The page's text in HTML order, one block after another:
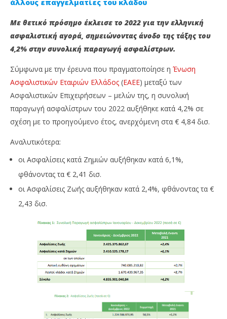
NOW VIEWING
Ελλάδα: Αύξηση παραγωγής 4,2% για την
ασφαλιστική αγορά το 2022
Φεβρουαρίου,
2023
Cyprus
Insurance
News
άλλους επαγγελματίες του κλάδου
Με θετικό πρόσημο έκλεισε το 2022 για την ελληνική
ασφαλιστική αγορά, σημειώνοντας άνοδο της τάξης του
4,2% στην συνολική παραγωγή ασφαλίστρων.
Σύμφωνα με την έρευνα που πραγματοποίησε η Ένωση
Ασφαλιστικών Εταιριών Ελλάδος (ΕΑΕΕ) μεταξύ των
Ασφαλιστικών Επιχειρήσεων – μελών της, η συνολική
παραγωγή ασφαλίστρων του 2022 αυξήθηκε κατά 4,2% σε
σχέση με το προηγούμενο έτος, ανερχόμενη στα € 4,84 δισ.
Αναλυτικότερα:
οι Ασφαλίσεις κατά Ζημιών αυξήθηκαν κατά 6,1%,
φθάνοντας τα € 2,41 δισ.
οι Ασφαλίσεις Ζωής αυξήθηκαν κατά 2,4%, φθάνοντας τα €
2,43 δισ.